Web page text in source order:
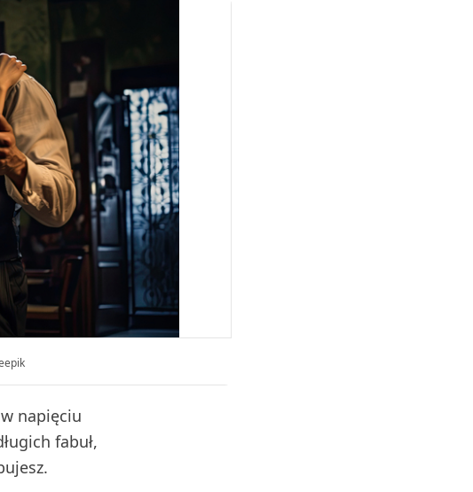
napięciu
fabuł,